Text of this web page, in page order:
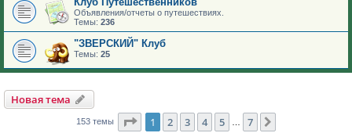
Объявления/отчеты о путешествиях.
Темы: 236
"ЗВЕРСКИЙ" Клуб
Темы: 25
Новая тема
153 темы Страница из
1 2 3 4 5 7